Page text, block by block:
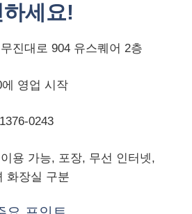
세요!
진대로 904 유스퀘어 2층
에 영업 시작
0243
용 가능, 포장, 무선 인터넷,
화장실 구분